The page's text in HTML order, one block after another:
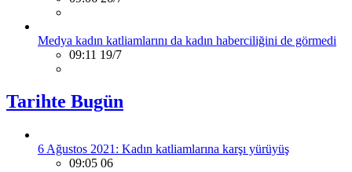
Medya kadın katliamlarını da kadın haberciliğini de görmedi
09:11 19/7
Tarihte Bugün
6 Ağustos 2021: Kadın katliamlarına karşı yürüyüş
09:05 06